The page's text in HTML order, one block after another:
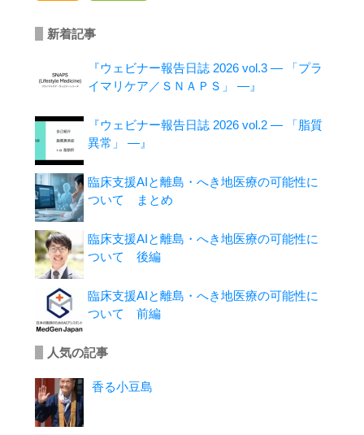
新着記事
『ウェビナー報告日誌 2026 vol.3 ― 「プラ
イマリケア／ＳＮＡＰＳ」 ―』
『ウェビナー報告日誌 2026 vol.2 ― 「脂質
異常」 ―』
臨床支援AIと離島・へき地医療の可能性に
ついて まとめ
臨床支援AIと離島・へき地医療の可能性に
ついて 後編
臨床支援AIと離島・へき地医療の可能性に
ついて 前編
人気の記事
香る小豆島